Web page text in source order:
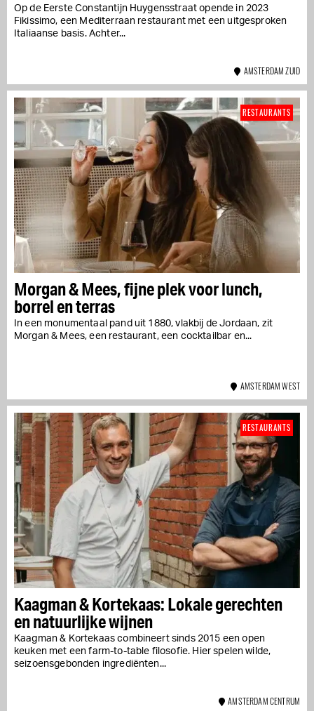
Op de Eerste Constantijn Huygensstraat opende in 2023
Fikissimo, een Mediterraan restaurant met een uitgesproken
Italiaanse basis. Achter...
AMSTERDAM ZUID
Morgan & Mees, fijne plek voor lunch,
borrel en terras
In een monumentaal pand uit 1880, vlakbij de Jordaan, zit
Morgan & Mees, een restaurant, een cocktailbar en...
RESTAURANTS
AMSTERDAM WEST
Kaagman & Kortekaas: Lokale gerechten
en natuurlijke wijnen
Kaagman & Kortekaas combineert sinds 2015 een open
keuken met een farm-to-table filosofie. Hier spelen wilde,
seizoensgebonden ingrediënten...
RESTAURANTS
AMSTERDAM CENTRUM